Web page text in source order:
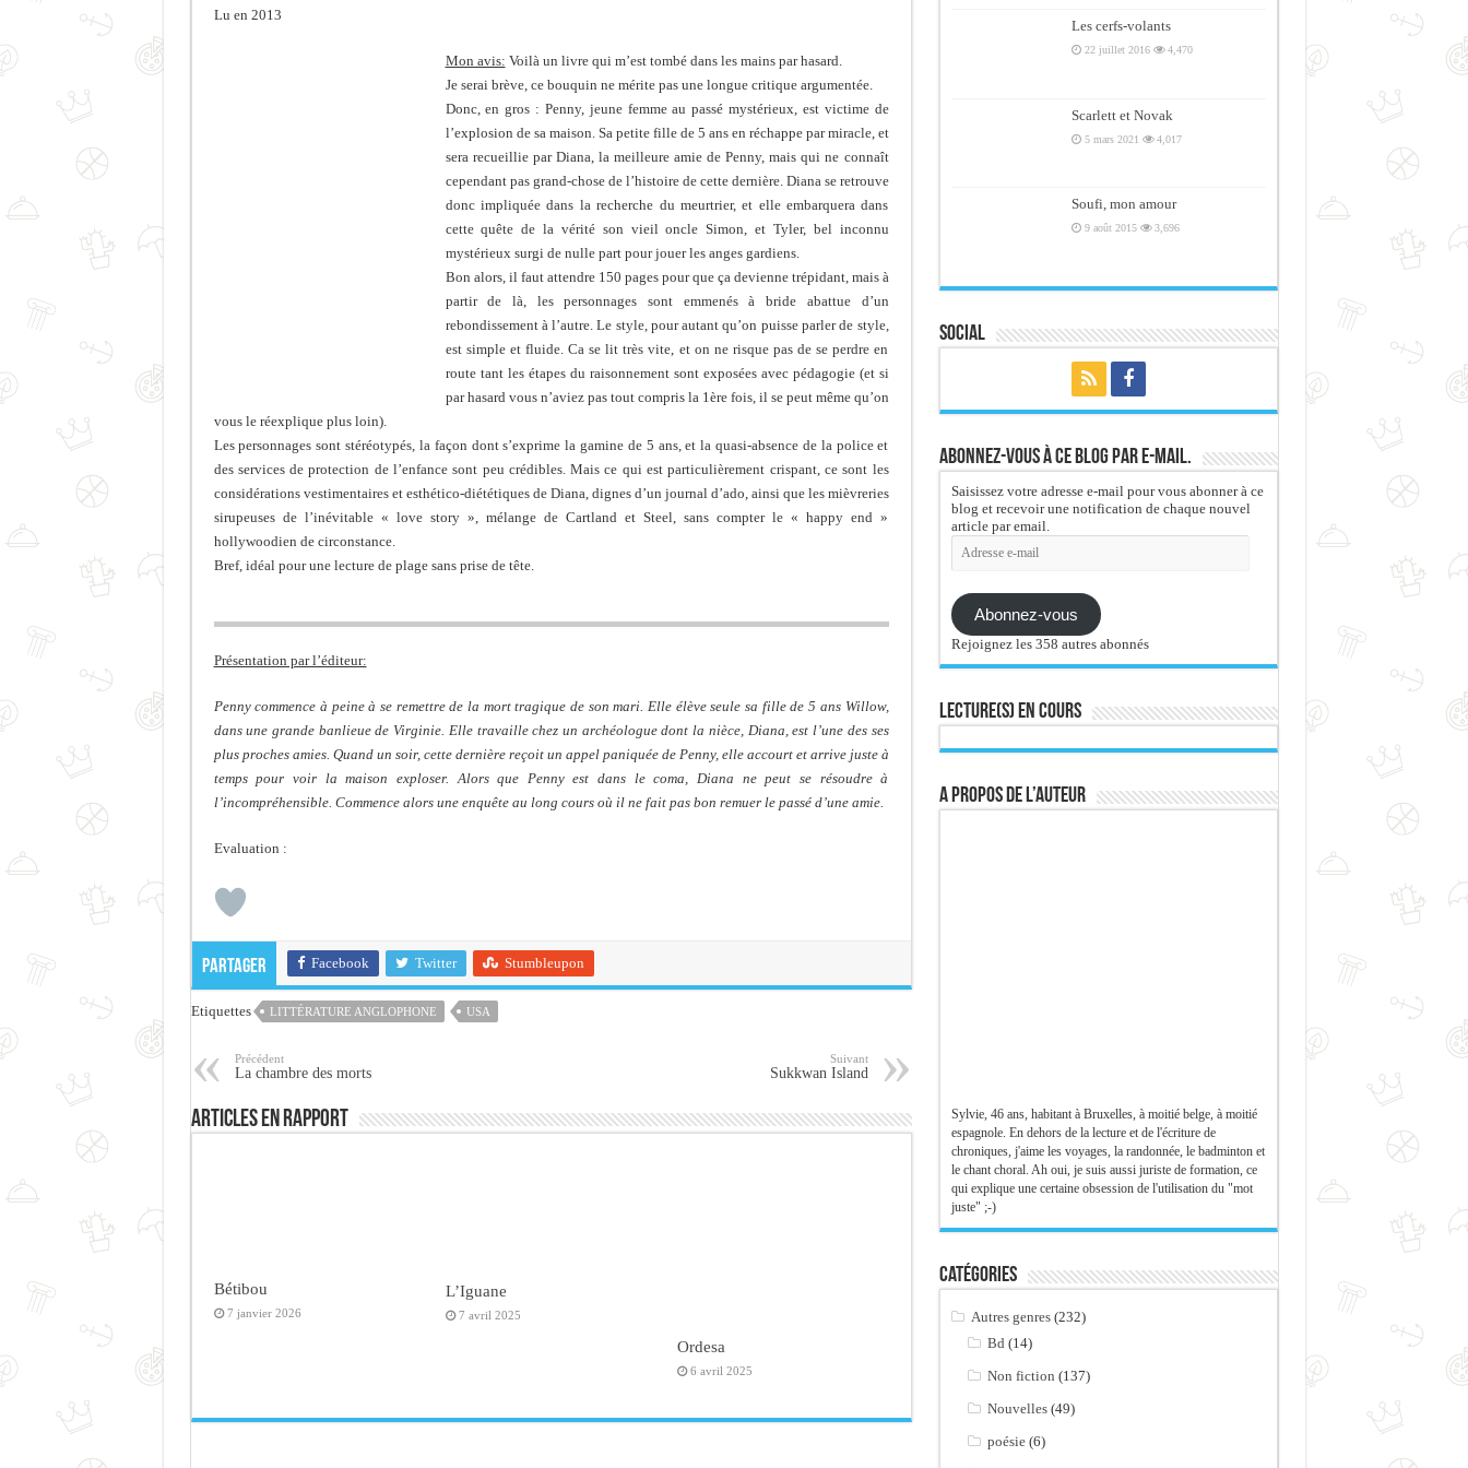
Lu en 2013
Mon avis: Voilà un livre qui m’est tombé dans les mains par hasard.
Je serai brève, ce bouquin ne mérite pas une longue critique argumentée.
Donc, en gros : Penny, jeune femme au passé mystérieux, est victime de
l’explosion de sa maison. Sa petite fille de 5 ans en réchappe par miracle, et
sera recueillie par Diana, la meilleure amie de Penny, mais qui ne connaît
cependant pas grand-chose de l’histoire de cette dernière. Diana se retrouve
donc impliquée dans la recherche du meurtrier, et elle embarquera dans
cette quête de la vérité son vieil oncle Simon, et Tyler, bel inconnu
mystérieux surgi de nulle part pour jouer les anges gardiens.
Bon alors, il faut attendre 150 pages pour que ça devienne trépidant, mais à
partir de là, les personnages sont emmenés à bride abattue d’un
rebondissement à l’autre. Le style, pour autant qu’on puisse parler de style,
est simple et fluide. Ca se lit très vite, et on ne risque pas de se perdre en
route tant les étapes du raisonnement sont exposées avec pédagogie (et si
par hasard vous n’aviez pas tout compris la 1ère fois, il se peut même qu’on
vous le réexplique plus loin).
Les personnages sont stéréotypés, la façon dont s’exprime la gamine de 5 ans, et la quasi-absence de la police et
des services de protection de l’enfance sont peu crédibles. Mais ce qui est particulièrement crispant, ce sont les
considérations vestimentaires et esthético-diététiques de Diana, dignes d’un journal d’ado, ainsi que les mièvreries
sirupeuses de l’inévitable « love story », mélange de Cartland et Steel, sans compter le « happy end »
hollywoodien de circonstance.
Bref, idéal pour une lecture de plage sans prise de tête.
Présentation par l’éditeur:
Penny commence à peine à se remettre de la mort tragique de son mari. Elle élève seule sa fille de 5 ans Willow,
dans une grande banlieue de Virginie. Elle travaille chez un archéologue dont la nièce, Diana, est l’une des ses
plus proches amies. Quand un soir, cette dernière reçoit un appel paniquée de Penny, elle accourt et arrive juste à
temps pour voir la maison exploser. Alors que Penny est dans le coma, Diana ne peut se résoudre à
l’incompréhensible. Commence alors une enquête au long cours où il ne fait pas bon remuer le passé d’une amie.
Evaluation :
Partager Facebook Twitter Stumbleupon
Etiquettes LITTÉRATURE ANGLOPHONE USA
Précédent
La chambre des morts
Suivant
Sukkwan Island
Articles en rapport
Bétibou
7 janvier 2026
L’Iguane
7 avril 2025
Ordesa
6 avril 2025
Les cerfs-volants
22 juillet 2016 4,470
Scarlett et Novak
5 mars 2021 4,017
Soufi, mon amour
9 août 2015 3,696
Social
Abonnez-vous à ce blog par e-mail.
Saisissez votre adresse e-mail pour vous abonner à ce
blog et recevoir une notification de chaque nouvel
article par email.
Adresse
Abonnez-vous
Rejoignez les 358 autres abonnés
Lecture(s) en cours
A propos de l’auteur
Sylvie, 46 ans, habitant à Bruxelles, à moitié belge, à moitié
espagnole. En dehors de la lecture et de l'écriture de
chroniques, j'aime les voyages, la randonnée, le badminton et
le chant choral. Ah oui, je suis aussi juriste de formation, ce
qui explique une certaine obsession de l'utilisation du "mot
juste" ;-)
Catégories
Autres genres (232)
Bd (14)
Non fiction (137)
Nouvelles (49)
poésie (6)